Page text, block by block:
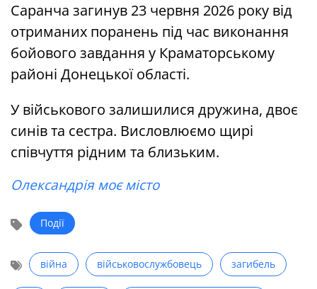
Саранча загинув 23 червня 2026 року від
отриманих поранень під час виконання
бойового завдання у Краматорському
районі Донецької області.
У військового залишилися дружина, двоє
синів та сестра. Висловлюємо щирі
співчуття рідним та близьким.
Олександрія моє місто
Події
війна військовослужбовець загибель